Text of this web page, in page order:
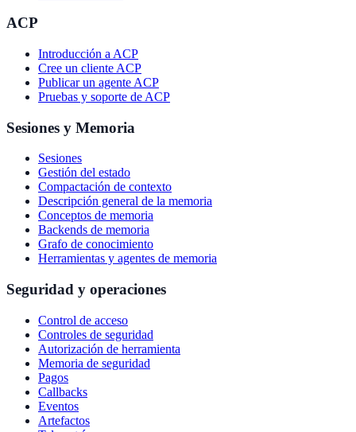
ACP
Introducción a ACP
Cree un cliente ACP
Publicar un agente ACP
Pruebas y soporte de ACP
Sesiones y Memoria
Sesiones
Gestión del estado
Compactación de contexto
Descripción general de la memoria
Conceptos de memoria
Backends de memoria
Grafo de conocimiento
Herramientas y agentes de memoria
Seguridad y operaciones
Control de acceso
Controles de seguridad
Autorización de herramienta
Memoria de seguridad
Pagos
Callbacks
Eventos
Artefactos